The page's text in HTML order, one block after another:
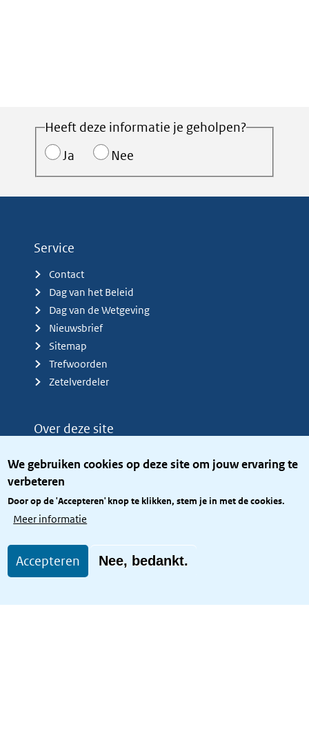
We gebruiken cookies op deze site om jouw ervaring te
verbeteren
Door op de 'Accepteren' knop te klikken, stem je in met de cookies.
Meer informatie
Accepteren Nee, bedankt.
Heeft deze informatie je geholpen?
Ja
Nee
Service
Contact
Dag van het Beleid
Dag van de Wetgeving
Nieuwsbrief
Sitemap
Trefwoorden
Zetelverdeler
Over deze site
Privacy
Toegang site openbaar
Toegankelijkheid